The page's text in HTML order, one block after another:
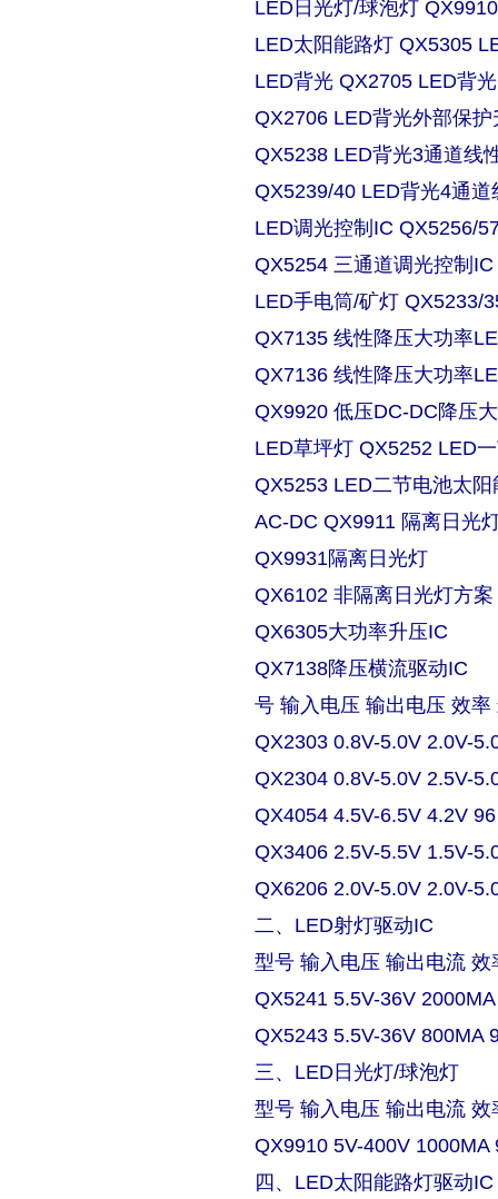
LED日光灯/球泡灯
LED太阳能路灯 QX5305
LED背光 QX2705 LED背
QX2706 LED背光外部保
QX5238 LED背光3通道线
QX5239/40 LED背光4通
LED调光控制IC QX5256/
QX5254 三通道调光控制
LED手电筒/矿灯 QX5233/
QX7135 线性降压大功率
QX7136 线性降压大功率
QX9920 低压DC-DC降压
LED草坪灯 QX5252 LED
QX5253 LED二节电池太
AC-DC QX9911 隔离日光
QX9931隔离日光灯
QX6102 非隔离日光灯方案
QX6305大功率升压IC
QX7138降压横流驱动IC
号 输入电压 输出电压 效率
QX2303 0.8V-5.0V 2.0V-
QX2304 0.8V-5.0V 2.5V-
QX4054 4.5V-6.5V 4.2V
QX3406 2.5V-5.5V 1.5V-
QX6206 2.0V-5.0V 2.0V-
二、LED射灯驱动IC
型号 输入电压 输出电流 效
QX5241 5.5V-36V
QX5243 5.5V-36V 800MA
三、LED日光灯/球泡灯
型号 输入电压 输出电流 效
QX9910 5V-400V 1000MA
四、LED太阳能路灯驱动IC